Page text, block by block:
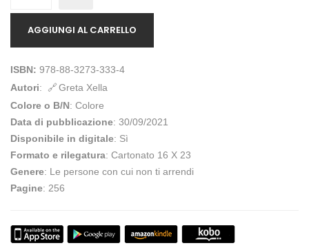
AGGIUNGI AL CARRELLO
ISBN: 978-88-3273-333-4
Autori:
Greta Xella
Colore o B/N: Colore
Data di pubblicazione: 30/09/2021
Disponibile in digitale: Sì
Formato e rilegatura: Cartonato 16 X 23
Genere: Le persone con cui non ti arrendi
Pagine: 256